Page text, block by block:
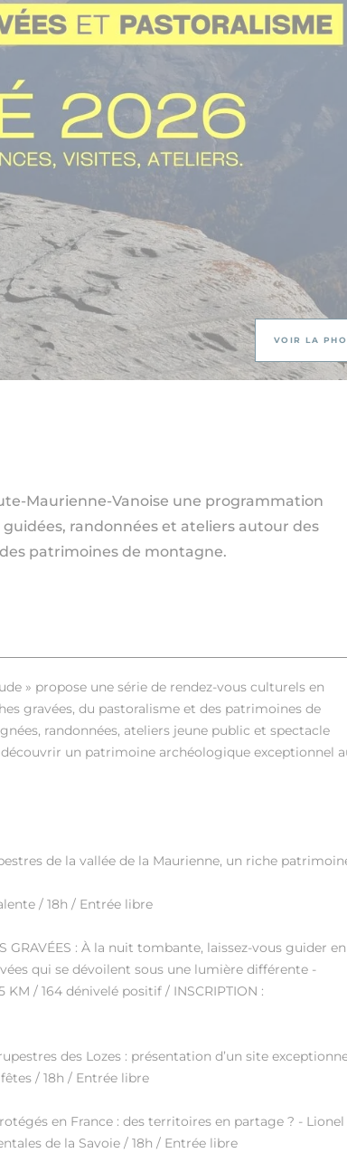
VOIR LA
Maurienne-Vanoise une programmation
randonnées et ateliers autour des
patrimoines de montagne.
» propose une série de rendez-vous culturels en
gravées, du pastoralisme et des patrimoines de
randonnées, ateliers jeune public et spectacle
un patrimoine archéologique exceptionnel
de la vallée de la Maurienne, un riche
/ 18h / Entrée libre
GRAVÉES : À la nuit tombante, laissez-vous guider en
qui se dévoilent sous une lumière différente -
KM / 164 dénivelé positif / INSCRIPTION :
des Lozes : présentation d’un site
/ 18h / Entrée libre
en France : des territoires en partage ? - Lionel
de la Savoie / 18h / Entrée libre